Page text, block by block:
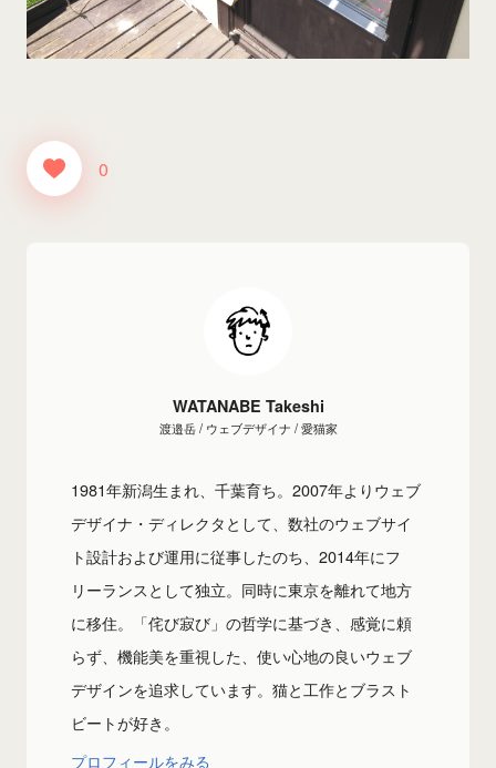
0
WATANABE Takeshi
渡邉岳 / ウェブデザイナ / 愛猫家
1981年新潟生まれ、千葉育ち。2007年よりウェブ
デザイナ・ディレクタとして、数社のウェブサイ
ト設計および運用に従事したのち、2014年にフ
リーランスとして独立。同時に東京を離れて地方
に移住。「侘び寂び」の哲学に基づき、感覚に頼
らず、機能美を重視した、使い心地の良いウェブ
デザインを追求しています。猫と工作とブラスト
ビートが好き。
プロフィールをみる